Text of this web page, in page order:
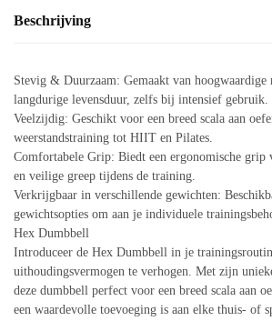
Beschrijving
Stevig & Duurzaam: Gemaakt van hoogwaardige
langdurige levensduur, zelfs bij intensief gebruik.
Veelzijdig: Geschikt voor een breed scala aan
weerstandstraining tot HIIT en Pilates.
Comfortabele Grip: Biedt een ergonomische grip
en veilige greep tijdens de training.
Verkrijgbaar in verschillende gewichten:
gewichtsopties om aan je individuele
Hex Dumbbell
Introduceer de Hex Dumbbell in je
uithoudingsvermogen te verhogen. Met zijn
deze dumbbell perfect voor een breed scala aan
een waardevolle toevoeging is aan elke thuis- of